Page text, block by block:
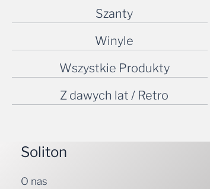
Szanty
Winyle
Wszystkie Produkty
Z dawych lat / Retro
Soliton
O nas